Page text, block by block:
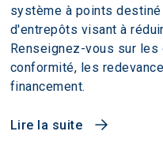
système à points
d'entrepôts visant à
Renseignez-vous sur
conformité, les
financement.
Lire la suite